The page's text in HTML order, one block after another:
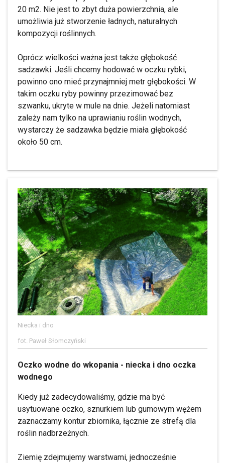
20 m2. Nie jest to zbyt duża powierzchnia, ale
umożliwia już stworzenie ładnych, naturalnych
kompozycji roślinnych.
Oprócz wielkości ważna jest także głębokość
sadzawki. Jeśli chcemy hodować w oczku rybki,
powinno ono mieć przynajmniej metr głębokości. W
takim oczku ryby powinny przezimować bez
szwanku, ukryte w mule na dnie. Jeżeli natomiast
zależy nam tylko na uprawianiu roślin wodnych,
wystarczy że sadzawka będzie miała głębokość
około 50 cm.
Niecka i dno
fot. Paweł Słomczyński
Oczko wodne do wkopania - niecka i dno oczka
wodnego
Kiedy już zadecydowaliśmy, gdzie ma być
usytuowane oczko, sznurkiem lub gumowym wężem
zaznaczamy kontur zbiornika, łącznie ze strefą dla
roślin nadbrzeżnych.
Ziemię zdejmujemy warstwami, jednocześnie